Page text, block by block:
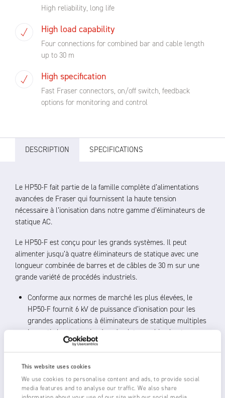
This website uses cookies
We use cookies to personalise content and ads, to provide social
media features and to analyse our traffic. We also share
High reliability, long life
High load capability
Four connections for combined bar and cable length
up to 30 m
High specification
Fast Fraser connectors, on/off switch, feedback
options for monitoring and control
DESCRIPTION SPECIFICATIONS
Le HP50-F fait partie de la famille complète d’alimentations
avancées de Fraser qui fournissent la haute tension
nécessaire à l’ionisation dans notre gamme d’éliminateurs de
statique AC.
Le HP50-F est conçu pour les grands systèmes. Il peut
alimenter jusqu’à quatre éliminateurs de statique avec une
longueur combinée de barres et de câbles de 30 m sur une
grande variété de procédés industriels.
Conforme aux normes de marché les plus élevées, le
HP50-F fournit 6 kV de puissance d’ionisation pour les
grandes applications à éliminateurs de statique multiples
La sortie haute tension à onde plate combine hautes
performances et faible contrainte électrique pour une
fiabilité à long terme
Faibles coûts de fonctionnement (typiquement 30 W)
Dépasse les exigences de sécurité internationales avec
des enroulements entièrement encapsulés, une